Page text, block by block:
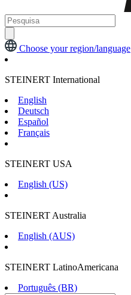
Choose your region/language
STEINERT International
English
Deutsch
Español
Français
STEINERT USA
English (US)
STEINERT Australia
English (AUS)
STEINERT LatinoAmericana
Português (BR)